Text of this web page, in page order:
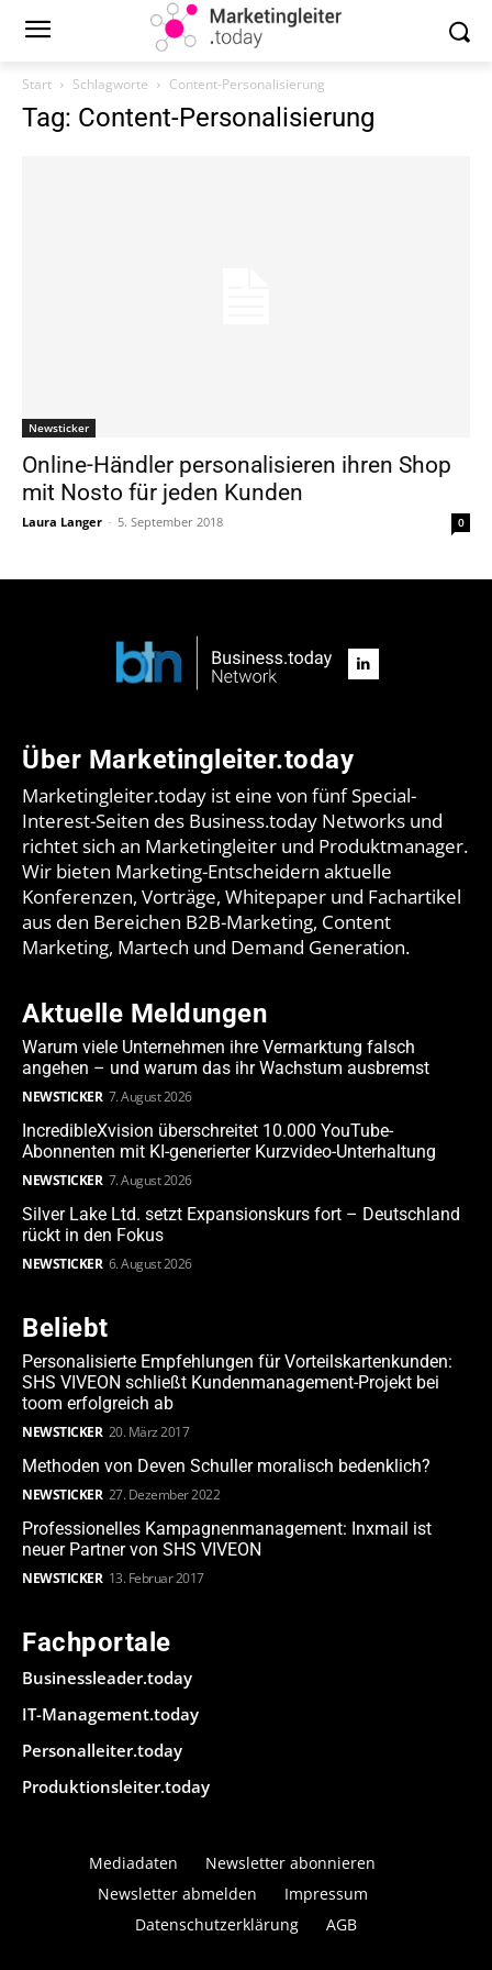
Start Schlagworte Content-Personalisierung
Tag: Content-Personalisierung
Newsticker
Online-Händler personalisieren ihren Shop
mit Nosto für jeden Kunden
Laura Langer - 5. September 2018 0
Über Marketingleiter.today
Marketingleiter.today ist eine von fünf Special-
Interest-Seiten des Business.today Networks und
richtet sich an Marketingleiter und Produktmanager.
Wir bieten Marketing-Entscheidern aktuelle
Konferenzen, Vorträge, Whitepaper und Fachartikel
aus den Bereichen B2B-Marketing, Content
Marketing, Martech und Demand Generation.
Aktuelle Meldungen
Warum viele Unternehmen ihre Vermarktung falsch
angehen – und warum das ihr Wachstum ausbremst
NEWSTICKER 7. August 2026
IncredibleXvision überschreitet 10.000 YouTube-
Abonnenten mit KI-generierter Kurzvideo-Unterhaltung
NEWSTICKER 7. August 2026
Silver Lake Ltd. setzt Expansionskurs fort – Deutschland
rückt in den Fokus
NEWSTICKER 6. August 2026
Beliebt
Personalisierte Empfehlungen für Vorteilskartenkunden:
SHS VIVEON schließt Kundenmanagement-Projekt bei
toom erfolgreich ab
NEWSTICKER 20. März 2017
Methoden von Deven Schuller moralisch bedenklich?
NEWSTICKER 27. Dezember 2022
Professionelles Kampagnenmanagement: Inxmail ist
neuer Partner von SHS VIVEON
NEWSTICKER 13. Februar 2017
Fachportale
Businessleader.today
IT-Management.today
Personalleiter.today
Produktionsleiter.today
Mediadaten
Newsletter abonnieren
Newsletter abmelden
Impressum
Datenschutzerklärung
AGB